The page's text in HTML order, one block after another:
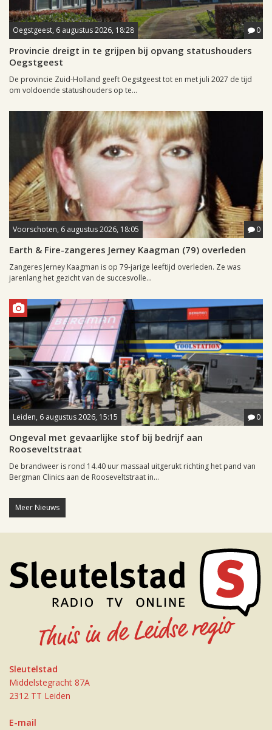
Oegstgeest, 6 augustus 2026, 18:28 0
Provincie dreigt in te grijpen bij opvang statushouders
Oegstgeest
De provincie Zuid-Holland geeft Oegstgeest tot en met juli 2027 de tijd
om voldoende statushouders op te...
Voorschoten, 6 augustus 2026, 18:05 0
Earth & Fire-zangeres Jerney Kaagman (79) overleden
Zangeres Jerney Kaagman is op 79-jarige leeftijd overleden. Ze was
jarenlang het gezicht van de succesvolle...
Leiden, 6 augustus 2026, 15:15 0
Ongeval met gevaarlijke stof bij bedrijf aan
Rooseveltstraat
De brandweer is rond 14.40 uur massaal uitgerukt richting het pand van
Bergman Clinics aan de Rooseveltstraat in...
Meer Nieuws
Sleutelstad
Middelstegracht 87A
2312 TT Leiden
E-mail